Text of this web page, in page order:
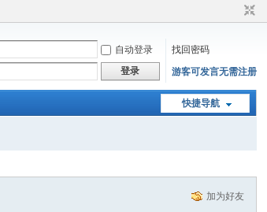
自动登录
找回密码
登录 游客可发言无需注册
快捷导航
加为好友